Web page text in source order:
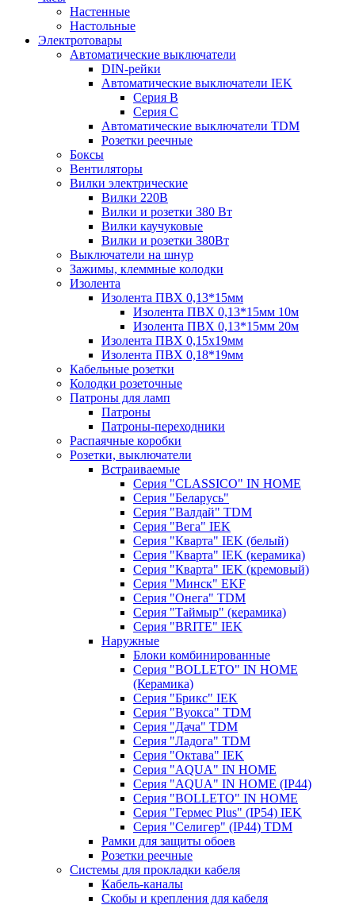
Настенные
Настольные
Электротовары
Автоматические выключатели
DIN-рейки
Автоматические выключатели IEK
Серия B
Серия С
Автоматические выключатели TDM
Розетки реечные
Боксы
Вентиляторы
Вилки электрические
Вилки 220В
Вилки и розетки 380 Вт
Вилки каучуковые
Вилки и розетки 380Вт
Выключатели на шнур
Зажимы, клеммные колодки
Изолента
Изолента ПВХ 0,13*15мм
Изолента ПВХ 0,13*15мм 10м
Изолента ПВХ 0,13*15мм 20м
Изолента ПВХ 0,15х19мм
Изолента ПВХ 0,18*19мм
Кабельные розетки
Колодки розеточные
Патроны для ламп
Патроны
Патроны-переходники
Распаячные коробки
Розетки, выключатели
Встраиваемые
Серия "CLASSICO" IN HOME
Серия "Беларусь"
Серия "Валдай" TDM
Серия "Вега" IEK
Серия "Кварта" IEK (белый)
Серия "Кварта" IEK (керамика)
Серия "Кварта" IEK (кремовый)
Серия "Минск" EKF
Серия "Онега" TDM
Серия "Таймыр" (керамика)
Серия "BRITE" IEK
Наружные
Блоки комбинированные
Серия "BОLLETO" IN HOME
(Керамика)
Серия "Брикс" IEK
Серия "Вуокса" TDM
Серия "Дача" TDM
Серия "Ладога" TDM
Серия "Октава" IEK
Серия "AQUA" IN HOME
Серия "AQUA" IN HOME (IP44)
Серия "BОLLETO" IN HOME
Серия "Гермес Plus" (IP54) IEK
Серия "Селигер" (IP44) TDM
Рамки для защиты обоев
Розетки реечные
Системы для прокладки кабеля
Кабель-каналы
Скобы и крепления для кабеля